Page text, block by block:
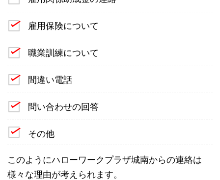
雇用保険について
職業訓練について
間違い電話
問い合わせの回答
その他
このようにハローワークプラザ城南からの連絡は
様々な理由が考えられます。